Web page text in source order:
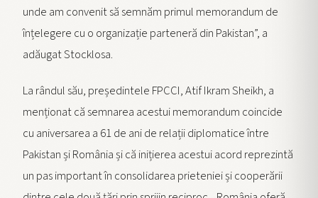
unde am convenit să semnăm primul memorandum de
înțelegere cu o organizație parteneră din Pakistan”, a
adăugat Stocklosa.
La rândul său, președintele FPCCI, Atif Ikram Sheikh, a
menționat că semnarea acestui memorandum coincide
cu aniversarea a 61 de ani de relații diplomatice între
Pakistan și România și că inițierea acestui acord reprezintă
un pas important în consolidarea prieteniei și cooperării